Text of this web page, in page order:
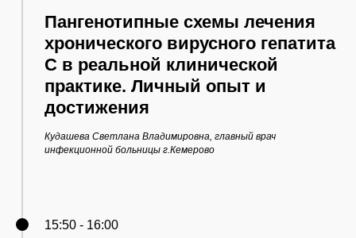
Пангенотипные схемы лечения
хронического вирусного гепатита
С в реальной клинической
практике. Личный опыт и
достижения
Кудашева Светлана Владимировна, главный врач
инфекционной больницы г.Кемерово
15:50 - 16:00